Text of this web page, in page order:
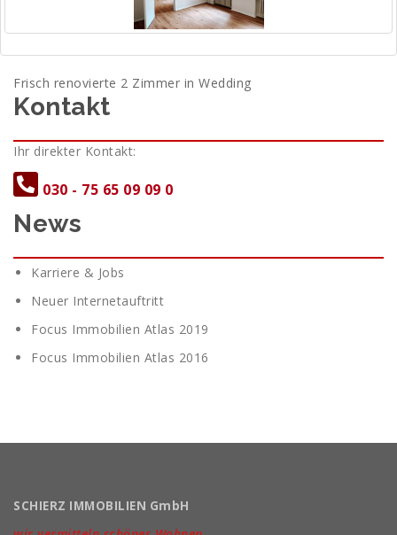
Frisch renovierte 2 Zimmer in Wedding
Kontakt
Ihr direkter Kontakt:
030 - 75 65 09 09 0
News
Karriere & Jobs
Neuer Internetauftritt
Focus Immobilien Atlas 2019
Focus Immobilien Atlas 2016
SCHIERZ IMMOBILIEN GmbH